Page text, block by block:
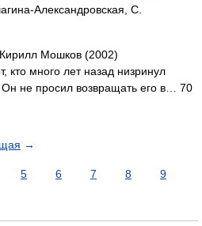
Александровская, С.
Кирилл Мошков (2002)
кто много лет назад низринул
не просил возвращать его в… 70
→
5 6 7 8
9